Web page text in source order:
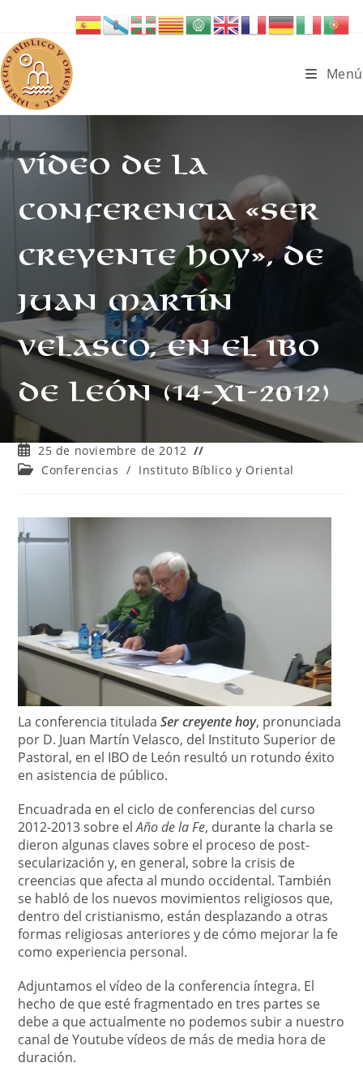
contenido
Menú
Vídeo de la
conferencia «Ser
creyente hoy», de
Juan Martín
Velasco, en el IBO
de León (14-XI-2012)
Publicación
de
la
25 de noviembre de 2012
Categoría
entrada:
Conferencias / Instituto Bíblico y Oriental
La conferencia tituladaSer creyente hoy, pronunciada
por D. Juan Martín Velasco, del Instituto Superior de
Pastoral, en el IBO de León resultó un rotundo éxito
en asistencia de público.
Encuadrada en el ciclo de conferencias del curso
2012-2013 sobre elAño de la Fe, durante la charla se
dieron algunas claves sobre el proceso de post-
secularización y, en general, sobre la crisis de
creencias que afecta al mundo occidental. También
se habló de los nuevos movimientos religiosos que,
dentro del cristianismo, están desplazando a otras
formas religiosas anteriores y de cómo mejorar la fe
como experiencia personal.
Adjuntamos el vídeo de la conferencia íntegra. El
hecho de que esté fragmentado en tres partes se
debe a que actualmente no podemos subir a nuestro
canal de Youtube vídeos de más de media hora de
duración.